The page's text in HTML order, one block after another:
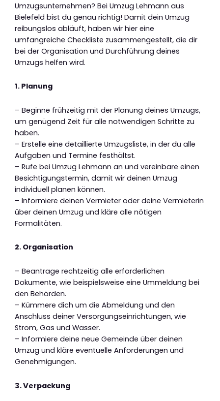
Umzugsunternehmen? Bei Umzug Lehmann aus
Bielefeld bist du genau richtig! Damit dein Umzug
reibungslos abläuft, haben wir hier eine
umfangreiche Checkliste zusammengestellt, die dir
bei der Organisation und Durchführung deines
Umzugs helfen wird.
1. Planung
– Beginne frühzeitig mit der Planung deines Umzugs,
um genügend Zeit für alle notwendigen Schritte zu
haben.
– Erstelle eine detaillierte Umzugsliste, in der du alle
Aufgaben und Termine festhältst.
– Rufe bei Umzug Lehmann an und vereinbare einen
Besichtigungstermin, damit wir deinen Umzug
individuell planen können.
– Informiere deinen Vermieter oder deine Vermieterin
über deinen Umzug und kläre alle nötigen
Formalitäten.
2. Organisation
– Beantrage rechtzeitig alle erforderlichen
Dokumente, wie beispielsweise eine Ummeldung bei
den Behörden.
– Kümmere dich um die Abmeldung und den
Anschluss deiner Versorgungseinrichtungen, wie
Strom, Gas und Wasser.
– Informiere deine neue Gemeinde über deinen
Umzug und kläre eventuelle Anforderungen und
Genehmigungen.
3. Verpackung